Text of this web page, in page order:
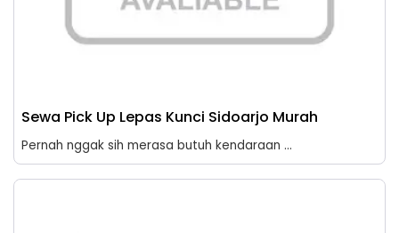
Sewa Pick Up Lepas Kunci Sidoarjo Murah
Pernah nggak sih merasa butuh kendaraan ...